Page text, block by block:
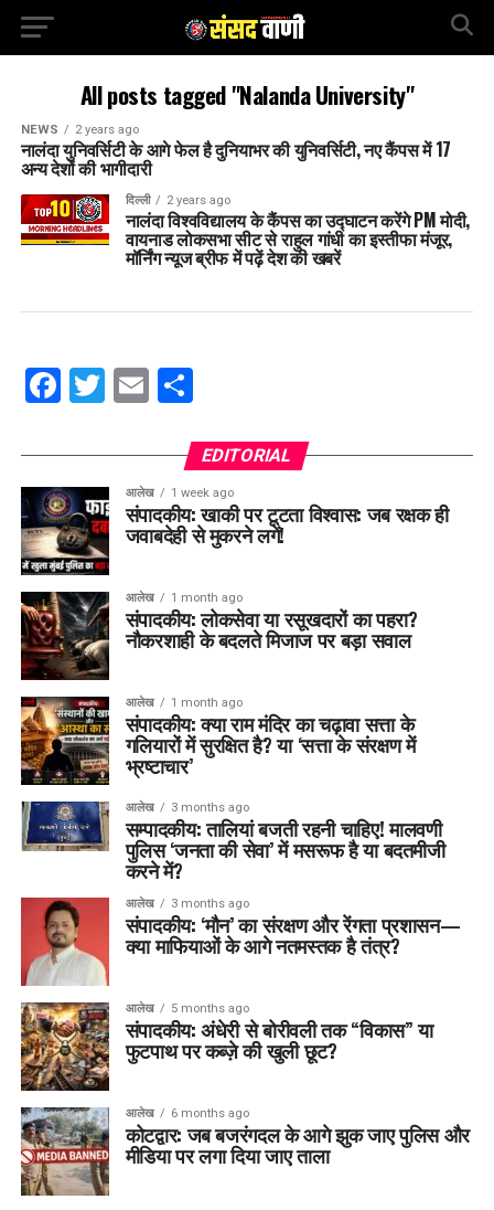
All posts tagged "Nalanda University"
NEWS 2 years ago
नालंदा युनिवर्सिटी के आगे फेल है दुनियाभर की युनिवर्सिटी, नए कैंपस में 17
अन्य देशों की भागीदारी
दिल्ली 2 years ago
नालंदा विश्वविद्यालय के कैंपस का उद्घाटन करेंगे PM मोदी,
वायनाड लोकसभा सीट से राहुल गांधी का इस्तीफा मंजूर,
मॉर्निंग न्यूज ब्रीफ में पढ़ें देश की खबरें
Facebook
Twitter
EmailShare
EDITORIAL
आलेख 1 week ago
संपादकीय: खाकी पर टूटता विश्वास: जब रक्षक ही
जवाबदेही से मुकरने लगें!
आलेख 1 month ago
संपादकीय: लोकसेवा या रसूखदारों का पहरा?
नौकरशाही के बदलते मिजाज पर बड़ा सवाल
आलेख 1 month ago
संपादकीय: क्या राम मंदिर का चढ़ावा सत्ता के
गलियारों में सुरक्षित है? या ‘सत्ता के संरक्षण में
भ्रष्टाचार’
आलेख 3 months ago
सम्पादकीय: तालियां बजती रहनी चाहिए! मालवणी
पुलिस ‘जनता की सेवा’ में मसरूफ है या बदतमीजी
करने में?
आलेख 3 months ago
संपादकीय: ‘मौन’ का संरक्षण और रेंगता प्रशासन—
क्या माफियाओं के आगे नतमस्तक है तंत्र?
आलेख 5 months ago
संपादकीय: अंधेरी से बोरीवली तक “विकास” या
फुटपाथ पर कब्ज़े की खुली छूट?
आलेख 6 months ago
कोटद्वार: जब बजरंगदल के आगे झुक जाए पुलिस और
मीडिया पर लगा दिया जाए ताला